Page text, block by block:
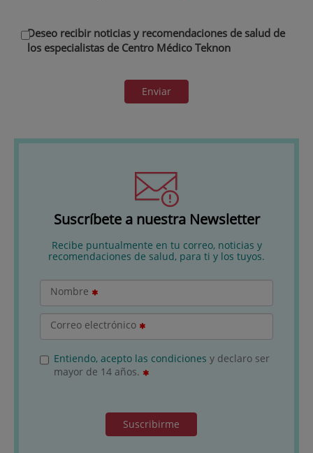
Deseo recibir noticias y recomendaciones de salud de
los especialistas de Centro Médico Teknon
Enviar
Suscríbete a nuestra Newsletter
Recibe puntualmente en tu correo, noticias y
recomendaciones de salud, para ti y los tuyos.
Nombre
Correo electrónico
Entiendo, acepto las condiciones y declaro ser
mayor de 14 años.
Suscribirme